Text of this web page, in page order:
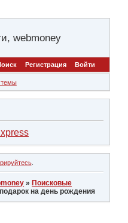
webmoney
Регистрация Войти
темы
.
» Поисковые
на день рождения